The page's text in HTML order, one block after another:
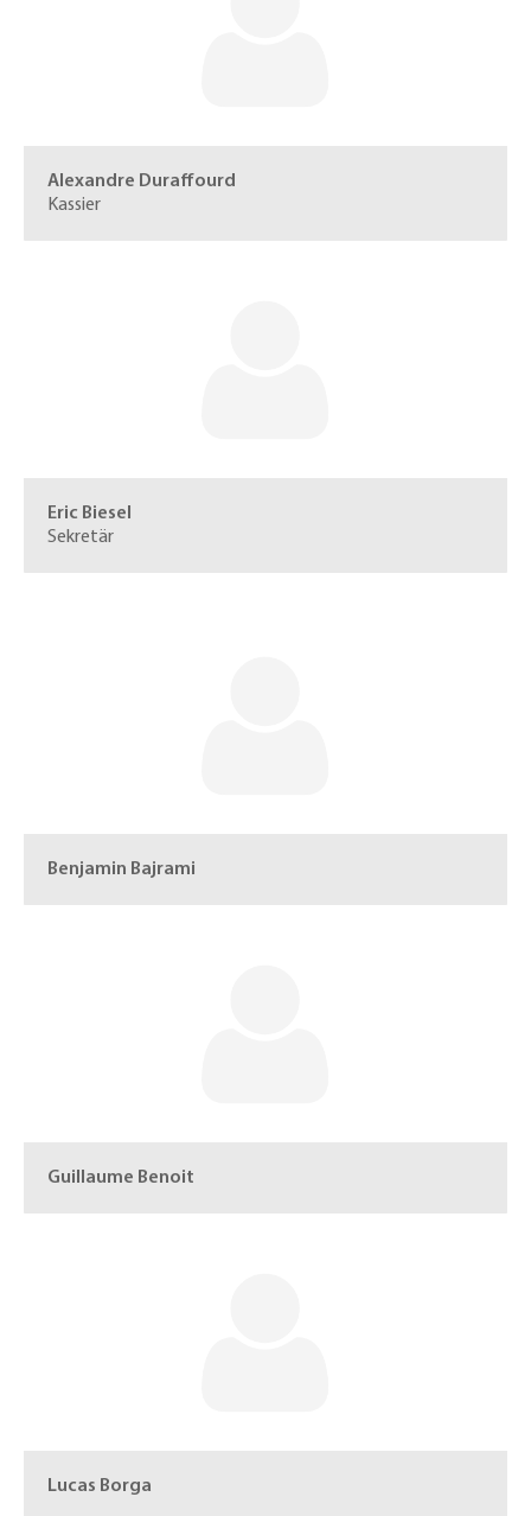
Alexandre Duraffourd
Kassier
Eric Biesel
Sekretär
Benjamin Bajrami
Guillaume Benoit
Lucas Borga